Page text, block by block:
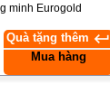
minh Eurogold
Quà tặng thêm keyboard_return
Mua hàng